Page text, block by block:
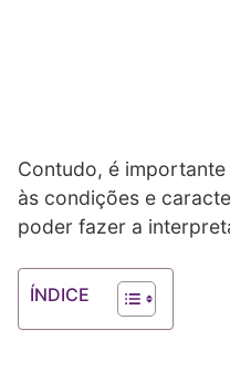
Contudo, é
às condições e
poder fazer a
ÍNDICE